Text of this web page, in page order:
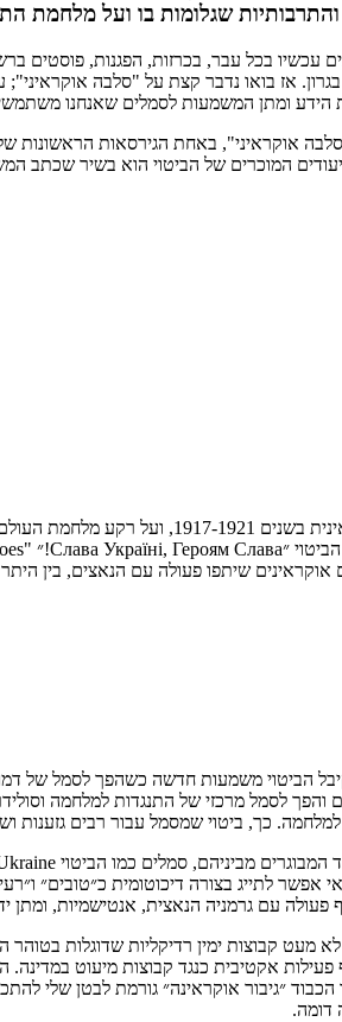
שגלומות בו ועל מלחמת
עכשיו בכל עבר, בכרזות, הפגנות, פוסטים
אז בואו נדבר קצת על "סלבה אוקראיני";
הידע ומתן המשמעות לסמלים שאנחנו
במהלך מלחמת העצמאות
אוקראינים שיתפו פעולה עם הנאצים, בין
האוקראינית של 2014 קיבל הביטוי משמעות
והפך לסמל מרכזי של התנגדות למלחמה
למלחמה. כך, ביטוי שמסמל עבור רבים
אפשר לתייג בצורה דיכוטומית כ״טובים״
פעולה עם גרמניה הנאצית, אנטישמיות, ומתן
מעט קבוצות ימין רדיקליות שדוגלות
אקטיבית כנגד קבוצות מיעוט
דומה.